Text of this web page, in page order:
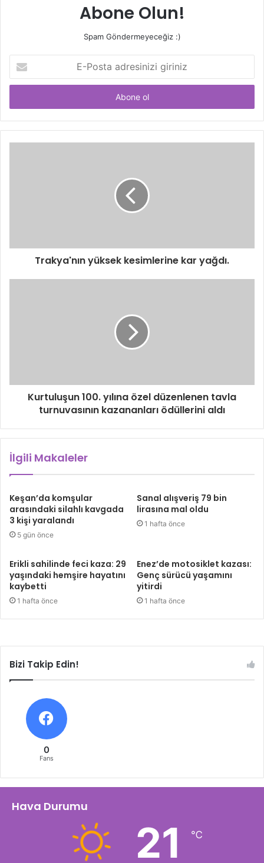
Abone Olun!
Spam Göndermeyeceğiz :)
Posta
adresinizi
Trakya'nın yüksek kesimlerine kar yağdı.
Kurtuluşun 100. yılına özel düzenlenen tavla
turnuvasının kazananları ödüllerini aldı
İlgili Makaleler
Keşan’da komşular
arasındaki silahlı kavgada
3 kişi yaralandı
5 gün önce
Sanal alışveriş 79 bin
lirasına mal oldu
1 hafta önce
Erikli sahilinde feci kaza: 29
yaşındaki hemşire hayatını
kaybetti
1 hafta önce
Enez’de motosiklet kazası:
Genç sürücü yaşamını
yitirdi
1 hafta önce
Bizi Takip Edin!
0
Fans
Hava Durumu
21 ℃